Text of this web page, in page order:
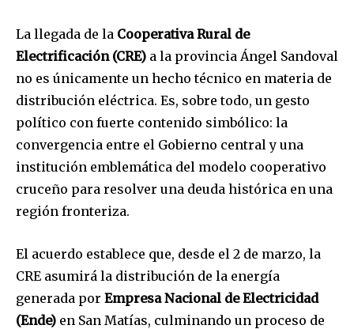
La llegada de la Cooperativa Rural de
Electrificación (CRE) a la provincia Ángel Sandoval
no es únicamente un hecho técnico en materia de
distribución eléctrica. Es, sobre todo, un gesto
político con fuerte contenido simbólico: la
convergencia entre el Gobierno central y una
institución emblemática del modelo cooperativo
cruceño para resolver una deuda histórica en una
región fronteriza.
El acuerdo establece que, desde el 2 de marzo, la
CRE asumirá la distribución de la energía
generada por Empresa Nacional de Electricidad
(Ende) en San Matías, culminando un proceso de